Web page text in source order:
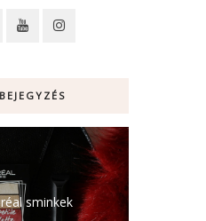
sminkek